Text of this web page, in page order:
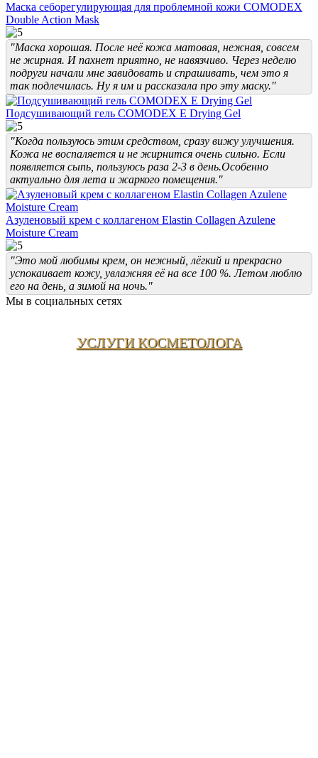
Маска себорегулирующая для проблемной кожи COMODEX
Double Action Mask
"Маска хорошая. После неё кожа матовая, нежная, совсем
не жирная. И пахнет приятно, не навязчиво. Через неделю
подруги начали мне завидовать и спрашивать, чем это я
так подлечилась. Ну я им и рассказала про эту маску."
Подсушивающий гель COMODEX E Drying Gel
"Когда пользуюсь этим средством, сразу вижу улучшения.
Кожа не воспаляется и не жирнится очень сильно. Если
появляется сыпь, пользуюсь раза 2-3 в день.Особенно
актуально для лета и жаркого помещения."
Азуленовый крем с коллагеном Elastin Collagen Azulene
Moisture Cream
"Это мой любимы крем, он нежный, лёгкий и прекрасно
успокаивает кожу, увлажняя её на все 100 %. Летом люблю
его на день, а зимой на ночь."
Мы в социальных сетях
УСЛУГИ КОСМЕТОЛОГА